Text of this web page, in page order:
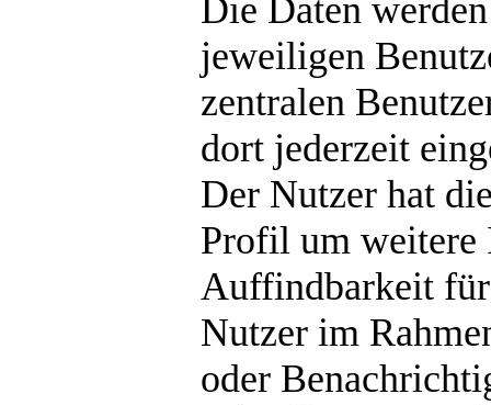
Die Daten
jeweiligen
zentralen
dort jederzeit
Der Nutzer hat
Profil um weitere
Auffindbarkeit
Nutzer im
oder